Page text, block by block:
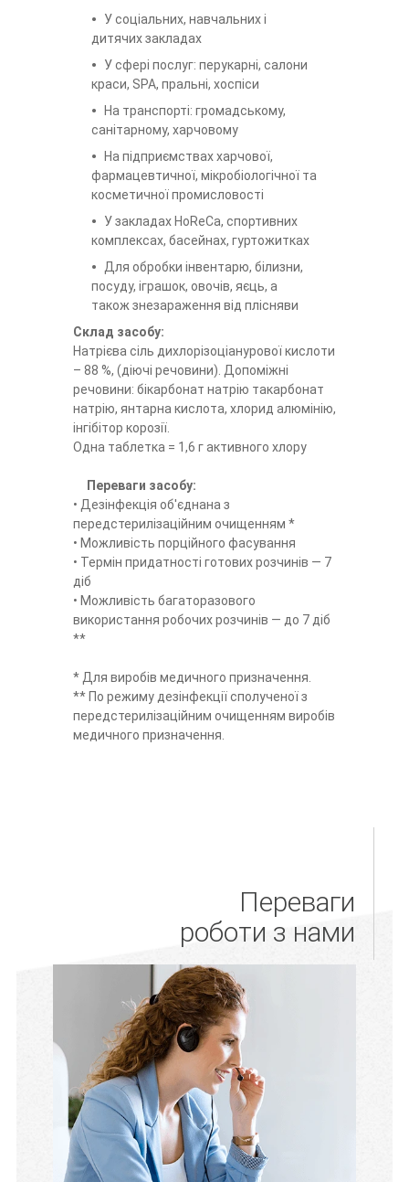
У соціальних, навчальних і
дитячих закладах
У сфері послуг: перукарні, салони
краси, SPA, пральні, хоспіси
На транспорті: громадському,
санітарному, харчовому
На підприємствах харчової,
фармацевтичної, мікробіологічної та
косметичної промисловості
У закладах HoReCa, спортивних
комплексах, басейнах, гуртожитках
Для обробки інвентарю, білизни,
посуду, іграшок, овочів, яєць, а
також знезараження від плісняви
Склад засобу:
Натрієва сіль дихлорізоціанурової кислоти
– 88 %, (діючі речовини). Допоміжні
речовини: бікарбонат натрію такарбонат
натрію, янтарна кислота, хлорид алюмінію,
інгібітор корозії.
Одна таблетка = 1,6 г активного хлору
Переваги засобу:
• Дезінфекція об'єднана з
передстерилізаційним очищенням *
• Можливість порційного фасування
• Термін придатності готових розчинів — 7
діб
• Можливість багаторазового
використання робочих розчинів — до 7 діб
**
* Для виробів медичного призначення.
** По режиму дезінфекції сполученої з
передстерилізаційним очищенням виробів
медичного призначення.
Переваги
роботи з нами